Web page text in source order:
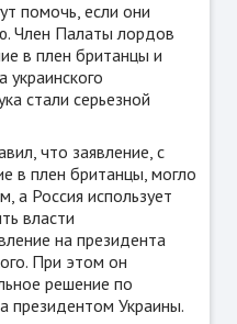
помочь, если они
Член Палаты лордов
в плен британцы и
стали серьезной
что заявление, с
в плен британцы, могло
а Россия использует
власти
на президента
При этом он
решение по
президентом Украины.